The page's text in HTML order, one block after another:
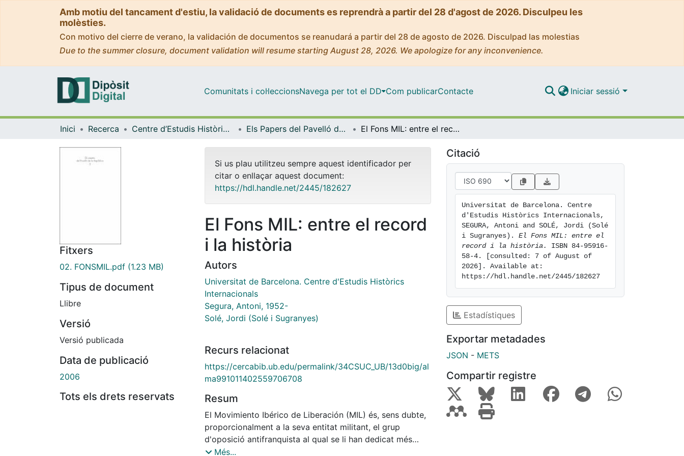
Amb motiu del tancament d'estiu, la validació de documents es reprendrà a partir del 28 d'agost de 2026. Disculpeu les
molèsties.
Con motivo del cierre de verano, la validación de documentos se reanudará a partir del 28 de agosto de 2026. Disculpad las molestias
Due to the summer closure, document validation will resume starting August 28, 2026. We apologize for any inconvenience.
Comunitats i col·leccionsNavega per tot el DD Com publicarContacte Iniciar sessió
Inici Recerca Centre d’Estudis Històrics Internacionals (CEHI-UB) Els Papers del Pavelló de la República (Centre d’Estudis Històrics Internacionals (CEHI-UB)) El Fons MIL: entre el record i la història
Fitxers
02. FONSMIL.pdf (1.23 MB)
Tipus de document
Llibre
Versió
Versió publicada
Data de publicació
2006
Tots els drets reservats
Si us plau utilitzeu sempre aquest identificador per
citar o enllaçar aquest document:
https://hdl.handle.net/2445/182627
El Fons MIL: entre el record
i la història
Autors
Universitat de Barcelona. Centre d'Estudis Històrics
Internacionals
Segura, Antoni, 1952-
Solé, Jordi (Solé i Sugranyes)
Recurs relacionat
https://cercabib.ub.edu/permalink/34CSUC_UB/13d0big/al
ma991011402559706708
Resum
El Movimiento Ibérico de Liberación (MIL) és, sens dubte,
proporcionalment a la seva entitat militant, el grup
d'oposició antifranquista al qual se li han dedicat més
treballs, llibres, articles, documentals i difusió mediàtica.
Més...
Citació
Universitat de Barcelona. Centre
d'Estudis Històrics Internacionals,
SEGURA, Antoni and SOLÉ, Jordi (Solé
i Sugranyes). El Fons MIL: entre el
record i la història.
ISBN 84-95916-
58-4. [consulted: 7 of August of
2026]. Available at:
https://hdl.handle.net/2445/182627
Estadístiques
Exportar metadades
JSON - METS
Compartir registre